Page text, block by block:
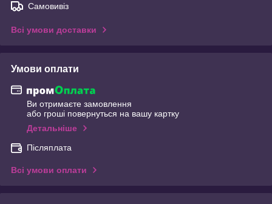
Самовивіз
Всі умови доставки
Умови оплати
Ви отримаєте замовлення
або гроші повернуться на вашу картку
Детальніше
Післяплата
Всі умови оплати